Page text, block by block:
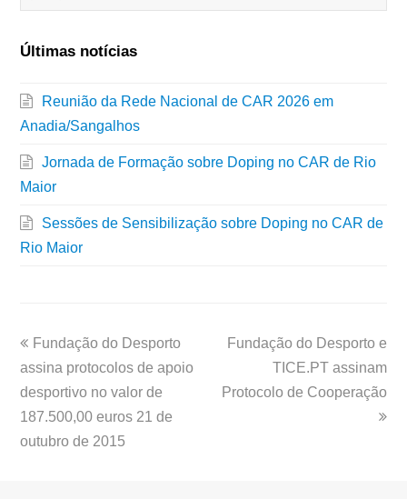
Últimas notícias
Reunião da Rede Nacional de CAR 2026 em
Anadia/Sangalhos
Jornada de Formação sobre Doping no CAR de Rio
Maior
Sessões de Sensibilização sobre Doping no CAR de
Rio Maior
Fundação do Desporto e
TICE.PT assinam
Protocolo de Cooperação
Fundação do Desporto
assina protocolos de apoio
desportivo no valor de
187.500,00 euros 21 de
outubro de 2015